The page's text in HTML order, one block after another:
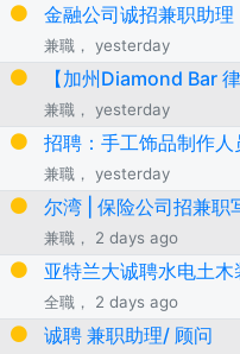
金融公司诚招兼职助理
兼職， yesterday
【加州Diamond Bar
兼職， yesterday
招聘：手工饰品制作人
兼職， yesterday
尔湾 | 保险公司招兼职
兼職， 2 days ago
亚特兰大诚聘水电土
全職， 2 days ago
诚聘 兼职助理/ 顾问